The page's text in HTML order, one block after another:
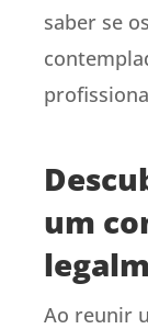
saber se
um
Ao reunir